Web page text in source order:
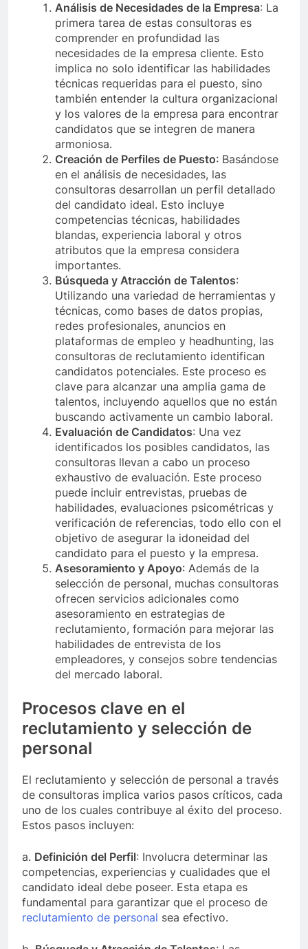
Análisis de Necesidades de la Empresa: La
primera tarea de estas consultoras es
comprender en profundidad las
necesidades de la empresa cliente. Esto
implica no solo identificar las habilidades
técnicas requeridas para el puesto, sino
también entender la cultura organizacional
y los valores de la empresa para encontrar
candidatos que se integren de manera
armoniosa.
Creación de Perfiles de Puesto: Basándose
en el análisis de necesidades, las
consultoras desarrollan un perfil detallado
del candidato ideal. Esto incluye
competencias técnicas, habilidades
blandas, experiencia laboral y otros
atributos que la empresa considera
importantes.
Búsqueda y Atracción de Talentos:
Utilizando una variedad de herramientas y
técnicas, como bases de datos propias,
redes profesionales, anuncios en
plataformas de empleo y headhunting, las
consultoras de reclutamiento identifican
candidatos potenciales. Este proceso es
clave para alcanzar una amplia gama de
talentos, incluyendo aquellos que no están
buscando activamente un cambio laboral.
Evaluación de Candidatos: Una vez
identificados los posibles candidatos, las
consultoras llevan a cabo un proceso
exhaustivo de evaluación. Este proceso
puede incluir entrevistas, pruebas de
habilidades, evaluaciones psicométricas y
verificación de referencias, todo ello con el
objetivo de asegurar la idoneidad del
candidato para el puesto y la empresa.
Asesoramiento y Apoyo: Además de la
selección de personal, muchas consultoras
ofrecen servicios adicionales como
asesoramiento en estrategias de
reclutamiento, formación para mejorar las
habilidades de entrevista de los
empleadores, y consejos sobre tendencias
del mercado laboral.
Procesos clave en el
reclutamiento y selección de
personal
El reclutamiento y selección de personal a través
de consultoras implica varios pasos críticos, cada
uno de los cuales contribuye al éxito del proceso.
Estos pasos incluyen:
a. Definición del Perfil: Involucra determinar las
competencias, experiencias y cualidades que el
candidato ideal debe poseer. Esta etapa es
fundamental para garantizar que el proceso de
reclutamiento de personal sea efectivo.